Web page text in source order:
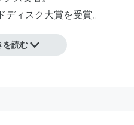
ィスク大賞を受賞。
を読む